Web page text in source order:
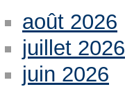
août 2026
juillet 2026
juin 2026